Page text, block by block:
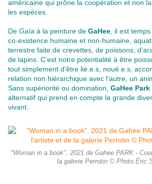
américaine qui prône la coopération et non
les espèces.
De Gaïa à la peinture de GaHee , il est
co-existence humaine et non-humaine,
terrestre faite de crevettes, de poissons,
de lapins. C’est notre potentialité à être
tout simplement d’être lié.e.s, noué.e.s,
relation non hiérarchique avec l’autre, un
Sans supériorité ou domination, GaHee Park
alternatif qui prend en compte la grande
vivant.
"Woman in a book", 2021 de Gahee PARK -
la galerie Perrotin © Photo Éric